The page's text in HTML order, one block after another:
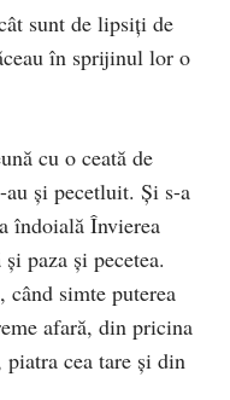
sunt de lipsiți de
în sprijinul lor o
cu o ceată de
și pecetluit. Și s-a
îndoială Învierea
paza și pecetea.
când simte puterea
afară, din pricina
cea tare și din